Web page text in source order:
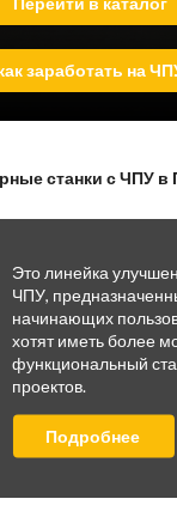
заработать на
станки с ЧПУ в
Это линейка
ЧПУ,
начинающих
хотят иметь более
функциональный
проектов.
Подробнее